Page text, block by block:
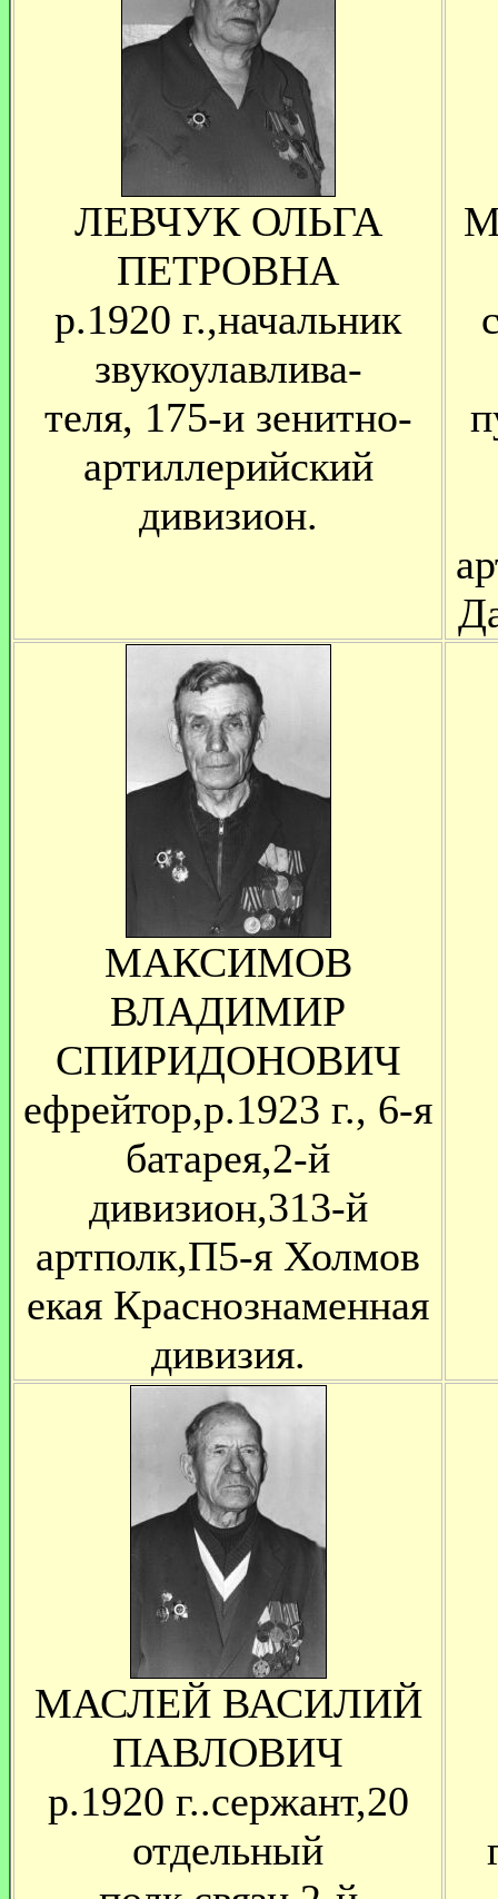
ЛЕВЧУК ОЛЬГА
ПЕТРОВНА
р.1920 г.,начальник
звукоулавлива-
теля, 175-и зенитно-
артиллерийский
дивизион.
МАКСИМОВ
ВЛАДИМИР
СПИРИДОНОВИЧ
ефрейтор,р.1923 г., 6-я
батарея,2-й
дивизион,313-й
артполк,П5-я Холмов
екая Краснознаменная
дивизия.
МАСЛЕЙ ВАСИЛИЙ
ПАВЛОВИЧ
р.1920 г..сержант,20
отдельный